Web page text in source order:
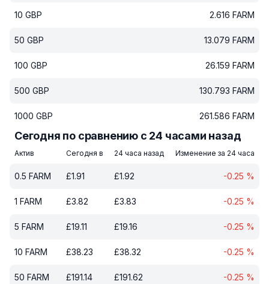
10 GBP 2.616 FARM
50 GBP 13.079 FARM
100 GBP 26.159 FARM
500 GBP 130.793 FARM
1000 GBP 261.586 FARM
Сегодня по сравнению с 24 часами назад
Актив Сегодня в 24 часа назад Изменение за 24 часа
0.5 FARM £1.91 £1.92 -0.25 %
1 FARM £3.82 £3.83 -0.25 %
5 FARM £19.11 £19.16 -0.25 %
10 FARM £38.23 £38.32 -0.25 %
50 FARM £191.14 £191.62 -0.25 %